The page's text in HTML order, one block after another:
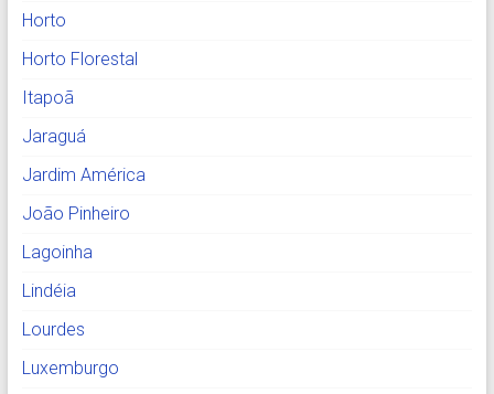
Horto
Horto Florestal
Itapoã
Jaraguá
Jardim América
João Pinheiro
Lagoinha
Lindéia
Lourdes
Luxemburgo